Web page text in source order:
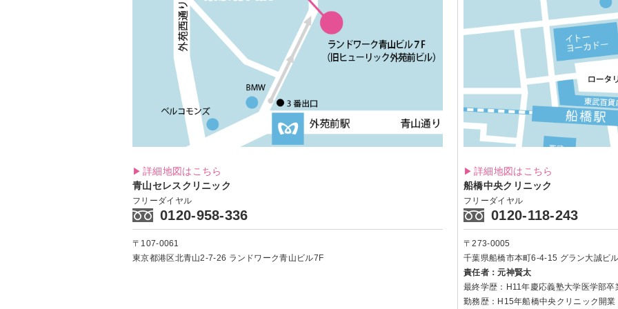
詳細地図はこちら
青山セレスクリニック
フリーダイヤル
0120-958-336
〒107-0061
東京都港区北青山2-7-26 ランドワーク青山ビル7F
詳細地図はこちら
船橋中央クリニック
フリーダイヤル
0120-118-243
〒273-0005
千葉県船橋市本町6-4-15 グラン大誠ビ
責任者：元神賢太
最終学歴：H11年慶応義塾大学医学部卒
勤務歴：H15年船橋中央クリニック開業